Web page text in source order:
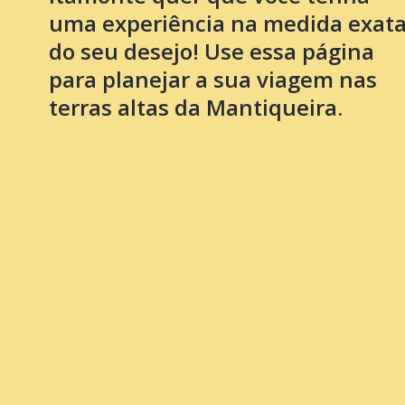
uma experiência na medida
do seu desejo! Use essa página
para planejar a sua viagem nas
terras altas da Mantiqueira.